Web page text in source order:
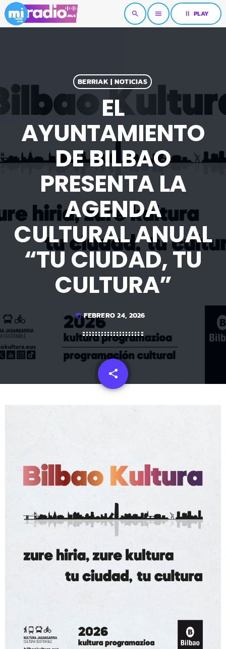
search menu pause PLAY
BERRIAK | NOTICIAS
EL
AYUNTAMIENTO
DE BILBAO
PRESENTA LA
AGENDA
CULTURAL ANUAL
“TU CIUDAD, TU
CULTURA”
today FEBRERO 24, 2026
share
email